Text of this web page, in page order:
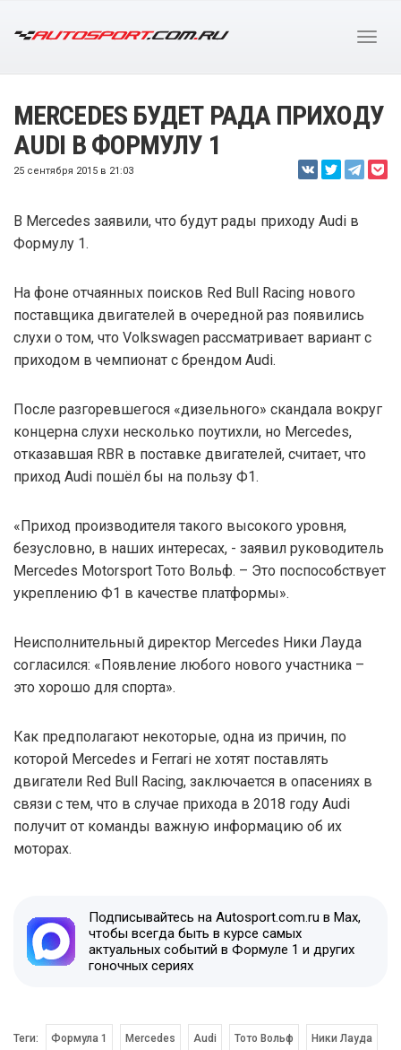
MERCEDES БУДЕТ РАДА ПРИХОДУ
AUDI В ФОРМУЛУ 1
25 сентября 2015 в 21:03
В Mercedes заявили, что будут рады приходу Audi в
Формулу 1.
На фоне отчаянных поисков Red Bull Racing нового
поставщика двигателей в очередной раз появились
слухи о том, что Volkswagen рассматривает вариант с
приходом в чемпионат с брендом Audi.
После разгоревшегося «дизельного» скандала вокруг
концерна слухи несколько поутихли, но Mercedes,
отказавшая RBR в поставке двигателей, считает, что
приход Audi пошёл бы на пользу Ф1.
«Приход производителя такого высокого уровня,
безусловно, в наших интересах, - заявил руководитель
Mercedes Motorsport Тото Вольф. – Это поспособствует
укреплению Ф1 в качестве платформы».
Неисполнительный директор Mercedes Ники Лауда
согласился: «Появление любого нового участника –
это хорошо для спорта».
Как предполагают некоторые, одна из причин, по
которой Mercedes и Ferrari не хотят поставлять
двигатели Red Bull Racing, заключается в опасениях в
связи с тем, что в случае прихода в 2018 году Audi
получит от команды важную информацию об их
моторах.
Подписывайтесь на Autosport.com.ru в Max,
чтобы всегда быть в курсе самых
актуальных событий в Формуле 1 и других
гоночных сериях
Теги: Формула 1 Mercedes Audi Тото Вольф Ники Лауда